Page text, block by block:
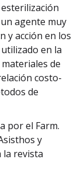
agente muy
y acción en los
en la
de
costo-
de
por el Farm.
y
la revista